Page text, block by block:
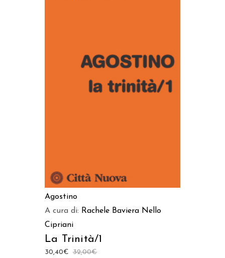
AGGIUNGI AL CARRELLO
Agostino
A cura di: Rachele Baviera Nello
Cipriani
La Trinità/1
32,00€
30,40€